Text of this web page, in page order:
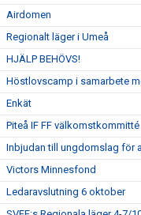
Airdomen
Regionalt läger i Umeå
HJÄLP BEHÖVS!
Höstlovscamp i samarbete
Enkät
Piteå IF FF välkomstkommitté
Inbjudan till ungdomslag för
Victors Minnesfond
Ledaravslutning 6 oktober